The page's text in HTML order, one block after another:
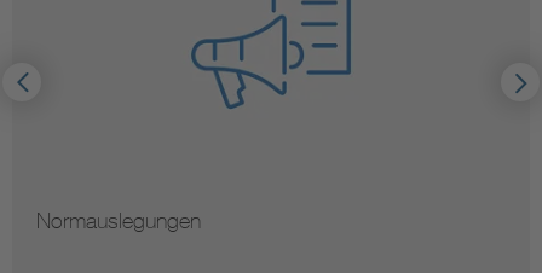
Normauslegungen